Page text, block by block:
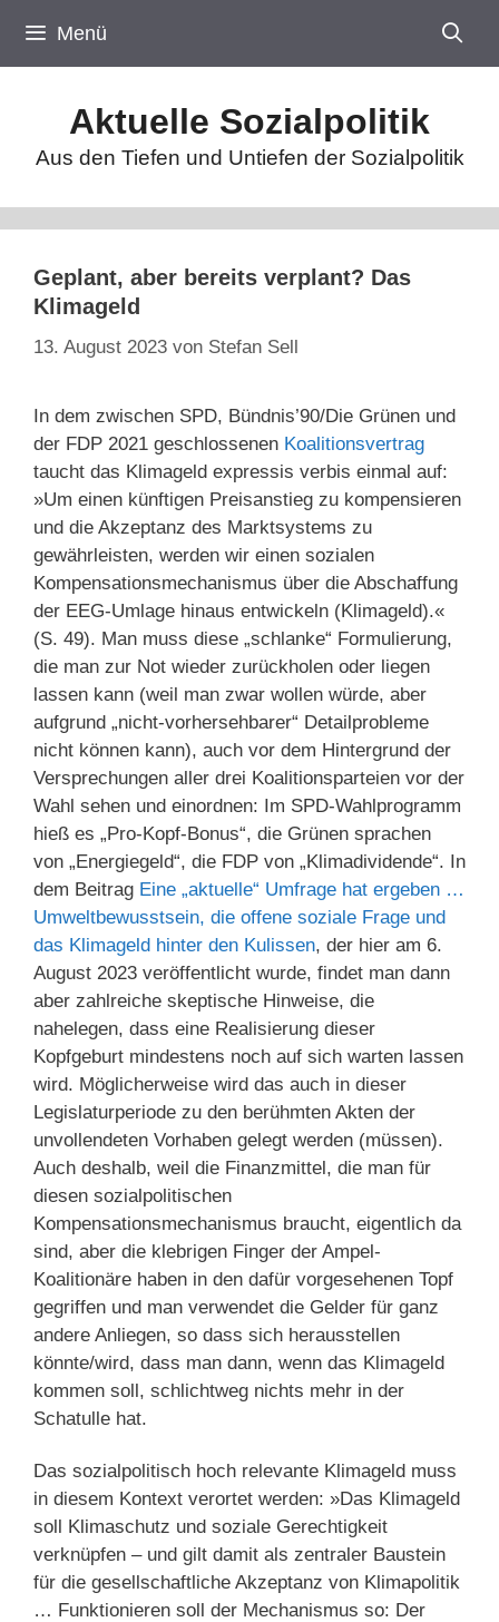
Inhalt
springen
Menü
Aktuelle Sozialpolitik
Aus den Tiefen und Untiefen der Sozialpolitik
Geplant, aber bereits verplant? Das
Klimageld
13. August 2023 von Stefan Sell
In dem zwischen SPD, Bündnis’90/Die Grünen und
der FDP 2021 geschlossenen Koalitionsvertrag
taucht das Klimageld expressis verbis einmal auf:
»Um einen künftigen Preisanstieg zu kompensieren
und die Akzeptanz des Marktsystems zu
gewährleisten, werden wir einen sozialen
Kompensationsmechanismus über die Abschaffung
der EEG-Umlage hinaus entwickeln (Klimageld).«
(S. 49). Man muss diese „schlanke“ Formulierung,
die man zur Not wieder zurückholen oder liegen
lassen kann (weil man zwar wollen würde, aber
aufgrund „nicht-vorhersehbarer“ Detailprobleme
nicht können kann), auch vor dem Hintergrund der
Versprechungen aller drei Koalitionsparteien vor der
Wahl sehen und einordnen: Im SPD-Wahlprogramm
hieß es „Pro-Kopf-Bonus“, die Grünen sprachen
von „Energiegeld“, die FDP von „Klimadividende“. In
dem Beitrag Eine „aktuelle“ Umfrage hat ergeben …
Umweltbewusstsein, die offene soziale Frage und
das Klimageld hinter den Kulissen, der hier am 6.
August 2023 veröffentlicht wurde, findet man dann
aber zahlreiche skeptische Hinweise, die
nahelegen, dass eine Realisierung dieser
Kopfgeburt mindestens noch auf sich warten lassen
wird. Möglicherweise wird das auch in dieser
Legislaturperiode zu den berühmten Akten der
unvollendeten Vorhaben gelegt werden (müssen).
Auch deshalb, weil die Finanzmittel, die man für
diesen sozialpolitischen
Kompensationsmechanismus braucht, eigentlich da
sind, aber die klebrigen Finger der Ampel-
Koalitionäre haben in den dafür vorgesehenen Topf
gegriffen und man verwendet die Gelder für ganz
andere Anliegen, so dass sich herausstellen
könnte/wird, dass man dann, wenn das Klimageld
kommen soll, schlichtweg nichts mehr in der
Schatulle hat.
Das sozialpolitisch hoch relevante Klimageld muss
in diesem Kontext verortet werden: »Das Klimageld
soll Klimaschutz und soziale Gerechtigkeit
verknüpfen – und gilt damit als zentraler Baustein
für die gesellschaftliche Akzeptanz von Klimapolitik
… Funktionieren soll der Mechanismus so: Der